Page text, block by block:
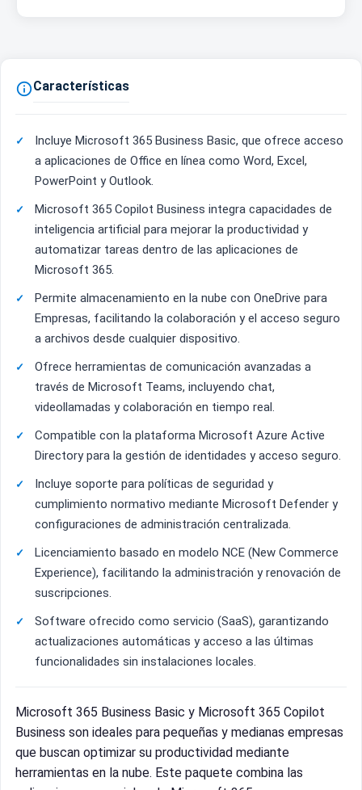
Características
Incluye Microsoft 365 Business Basic, que ofrece acceso
a aplicaciones de Office en línea como Word, Excel,
PowerPoint y Outlook.
Microsoft 365 Copilot Business integra capacidades de
inteligencia artificial para mejorar la productividad y
automatizar tareas dentro de las aplicaciones de
Microsoft 365.
Permite almacenamiento en la nube con OneDrive para
Empresas, facilitando la colaboración y el acceso seguro
a archivos desde cualquier dispositivo.
Ofrece herramientas de comunicación avanzadas a
través de Microsoft Teams, incluyendo chat,
videollamadas y colaboración en tiempo real.
Compatible con la plataforma Microsoft Azure Active
Directory para la gestión de identidades y acceso seguro.
Incluye soporte para políticas de seguridad y
cumplimiento normativo mediante Microsoft Defender y
configuraciones de administración centralizada.
Licenciamiento basado en modelo NCE (New Commerce
Experience), facilitando la administración y renovación de
suscripciones.
Software ofrecido como servicio (SaaS), garantizando
actualizaciones automáticas y acceso a las últimas
funcionalidades sin instalaciones locales.
Microsoft 365 Business Basic y Microsoft 365 Copilot
Business son ideales para pequeñas y medianas empresas
que buscan optimizar su productividad mediante
herramientas en la nube. Este paquete combina las